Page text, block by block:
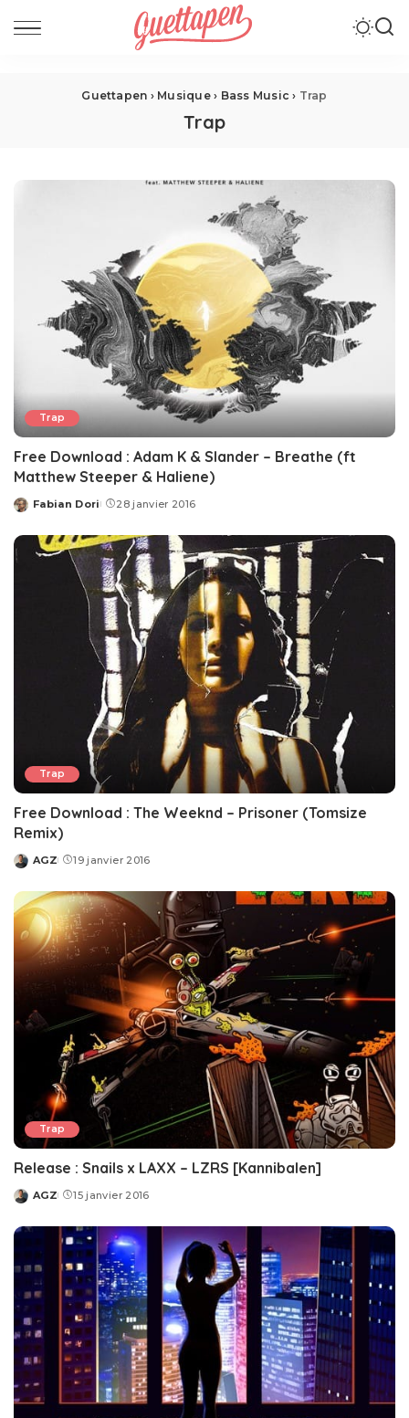
Guettapen › Musique› Bass Music › Trap
Trap
Trap
Free Download : Adam K & Slander – Breathe (ft
Matthew Steeper & Haliene)
Posted
Fabian Dori 28 janvier 2016
Trap
Free Download : The Weeknd – Prisoner (Tomsize
Remix)
Posted
AGZ 19 janvier 2016
Trap
Release : Snails x LAXX – LZRS [Kannibalen]
Posted
AGZ 15 janvier 2016